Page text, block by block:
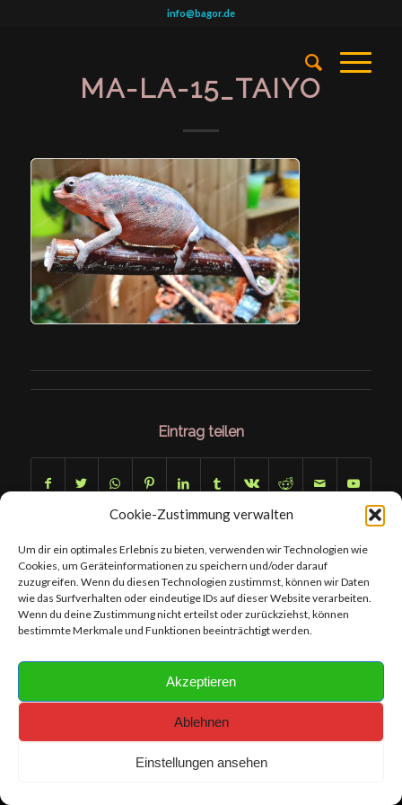
Cookie-Zustimmung verwalten
Um dir ein optimales Erlebnis zu bieten, verwenden wir Technologien wie
Cookies, um Geräteinformationen zu speichern und/oder darauf
zuzugreifen. Wenn du diesen Technologien zustimmst, können wir Daten
wie das Surfverhalten oder eindeutige IDs auf dieser Website verarbeiten.
Wenn du deine Zustimmung nicht erteilst oder zurückziehst, können
bestimmte Merkmale und Funktionen beeinträchtigt werden.
Akzeptieren
Ablehnen
Einstellungen ansehen
info@bagor.de
MA-LA-15_TAIYO
Eintrag teilen
Content- Copyright © 2019 - 2026 chameleonhobby.bagor.de I Webdesign-
Copyright © 2019 - 2026 bagor artproduction I Foto- License Rights and